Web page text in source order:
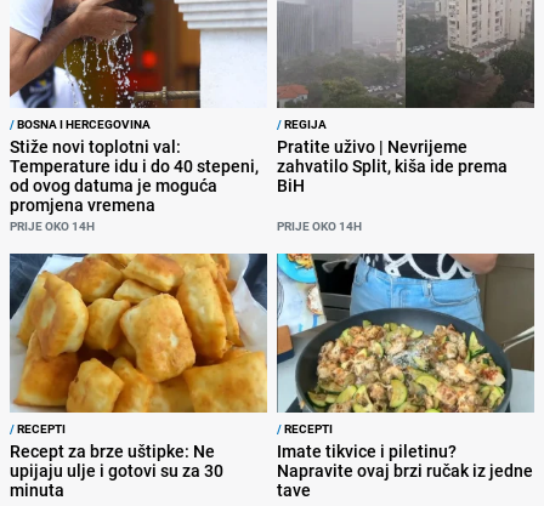
/BOSNA I HERCEGOVINA
Stiže novi toplotni val:
Temperature idu i do 40 stepeni,
od ovog datuma je moguća
promjena vremena
PRIJE OKO 14H
/REGIJA
Pratite uživo | Nevrijeme
zahvatilo Split, kiša ide prema
BiH
PRIJE OKO 14H
/RECEPTI
Recept za brze uštipke: Ne
upijaju ulje i gotovi su za 30
minuta
/RECEPTI
Imate tikvice i piletinu?
Napravite ovaj brzi ručak iz jedne
tave